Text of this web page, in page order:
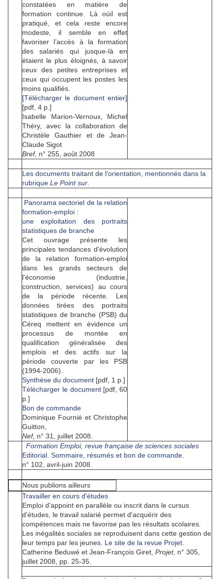
constatées en matière de
formation continue. Là oùil est
pratiqué, et cela reste encore
modeste, il semble en effet
favoriser l’accès à la formation
des salariés qui jusque-là en
étaient le plus éloignés, à savoir
ceux des petites entreprises et
ceux qui occupent les postes les
moins qualifiés.
[Télécharger le document entier]
[pdf, 4 p.]
Isabelle Marion-Vernoux, Michel
Théry, avec la collaboration de
Christèle Gauthier et de Jean-
Claude Sigot
Bref, n° 255, août 2008
Les documents traitant de l'orientation, mentionnés dans la
rubrique Le Point sur
Panorama sectoriel de la relation
formation-emploi :
une exploitation des portraits
statistiques de branche
Cet ouvrage présente les
principales tendances d'évolution
de la relation formation-emploi
dans les grands secteurs de
l'économie (industrie,
construction, services) au cours
de la période récente. Les
données tirées des portraits
statistiques de branche (PSB) du
Céreq mettent en évidence un
processus de montée en
qualification généralisée des
emplois et des actifs sur la
période couverte par les PSB
(1994-2006).
Synthèse du document [pdf, 1 p.]
Télécharger le document [pdf, 60
p.]
Bon de commande
Dominique Fournié et Christophe
Guitton,
Nef, n° 31, juillet 2008.
Formation Emploi, revue française de sciences sociales
Editorial. Sommaire, résumés et bon de commande.
n° 102, avril-juin 2008.
Nous publions ailleurs
Travailler en cours d'études
Emploi d'appoint en parallèle ou inscrit dans le cursus
d'études, le travail salarié permet d'acquérir des
compétences mais ne favorise pas les résultats scolaires.
Les inégalités sociales se reproduisent dans cette gestion de
leur temps par les jeunes. Le site de la revue Projet
Catherine Beduwé et Jean-François Giret, Projet, n° 305,
juillet 2008, pp. 25-35.